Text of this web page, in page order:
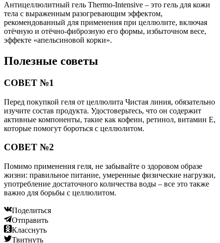
Антицеллюлитный гель Thermo-Intensive – это гель для кожи
тела с выраженным разогревающим эффектом,
рекомендованный для применения при целлюлите, включая
отёчную и отёчно-фиброзную его формы, избыточном весе,
эффекте «апельсиновой корки».
Полезные советы
СОВЕТ №1
Перед покупкой геля от целлюлита Чистая линия, обязательно
изучите состав продукта. Удостоверьтесь, что он содержит
активные компоненты, такие как кофеин, ретинол, витамин Е,
которые помогут бороться с целлюлитом.
СОВЕТ №2
Помимо применения геля, не забывайте о здоровом образе
жизни: правильное питание, умеренные физические нагрузки,
употребление достаточного количества воды – все это также
важно для борьбы с целлюлитом.
Поделиться
Отправить
Класснуть
Твитнуть